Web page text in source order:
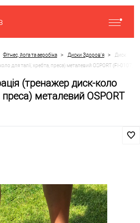
Фітнес, йога та аеробіка > Диски Здоров'я >
Диск
для талії, хребта, преса) металевий OSPORT (FI-0107)
(тренажер диск-коло
преса) металевий OSPORT